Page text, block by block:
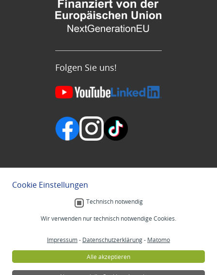
Folgen Sie uns!
Cookie Einstellungen
Technisch notwendig
Wir verwenden nur technisch notwendige Cookies.
Impressum- Datenschutzerklärung- Matomo
Alle akzeptieren